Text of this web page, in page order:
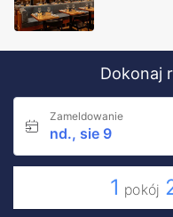
Dokonaj
Zameldowanie
nd., sie 9
1 pokój